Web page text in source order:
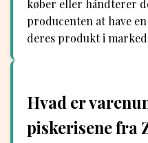
køber eller håndterer
producenten at have
deres produkt i
Hvad er
piskerisene fra